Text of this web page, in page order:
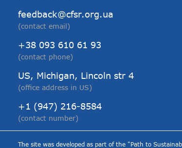
feedback@cfsr.org.ua
(contact email)
+38 093 610 61 93
(contact phone)
US, Michigan, Lincoln str 4
(office address in US)
+1 (947) 216-8584
(contact number)
The site was developed as part of the "Path to